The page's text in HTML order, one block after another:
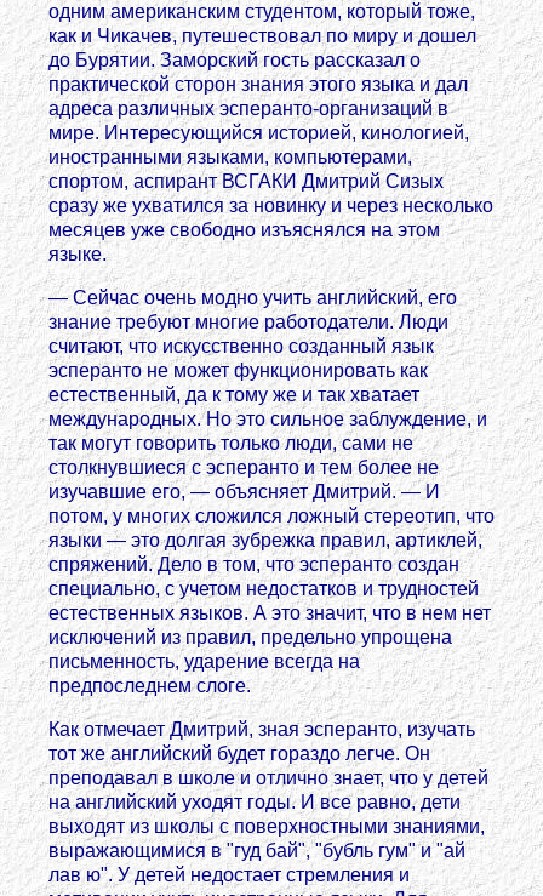
одним американским студентом, который тоже,
как и Чикачев, путешествовал по миру и дошел
до Бурятии. Заморский гость рассказал о
практической сторон знания этого языка и дал
адреса различных эсперанто-организаций в
мире. Интересующийся историей, кинологией,
иностранными языками, компьютерами,
спортом, аспирант ВСГАКИ Дмитрий Сизых
сразу же ухватился за новинку и через несколько
месяцев уже свободно изъяснялся на этом
языке.
— Сейчас очень модно учить английский, его
знание требуют многие работодатели. Люди
считают, что искусственно созданный язык
эсперанто не может функционировать как
естественный, да к тому же и так хватает
международных. Но это сильное заблуждение, и
так могут говорить только люди, сами не
столкнувшиеся с эсперанто и тем более не
изучавшие его, — объясняет Дмитрий. — И
потом, у многих сложился ложный стереотип, что
языки — это долгая зубрежка правил, артиклей,
спряжений. Дело в том, что эсперанто создан
специально, с учетом недостатков и трудностей
естественных языков. А это значит, что в нем нет
исключений из правил, предельно упрощена
письменность, ударение всегда на
предпоследнем слоге.
Как отмечает Дмитрий, зная эсперанто, изучать
тот же английский будет гораздо легче. Он
преподавал в школе и отлично знает, что у детей
на английский уходят годы. И все равно, дети
выходят из школы с поверхностными знаниями,
выражающимися в "гуд бай", "бубль гум" и "ай
лав ю". У детей недостает стремления и